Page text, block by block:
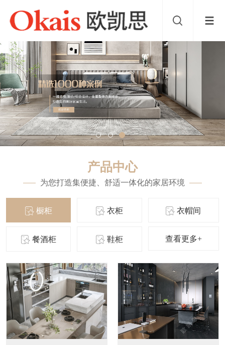
产品中心
为您打造集便捷、舒适一体化的家居环境
橱柜 衣柜 衣帽间
餐酒柜 鞋柜 查看更多+